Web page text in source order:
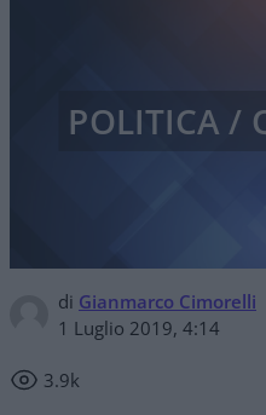
di Gianmarco Cimorelli
1 Luglio 2019, 4:14
3.9k
POLITICA /